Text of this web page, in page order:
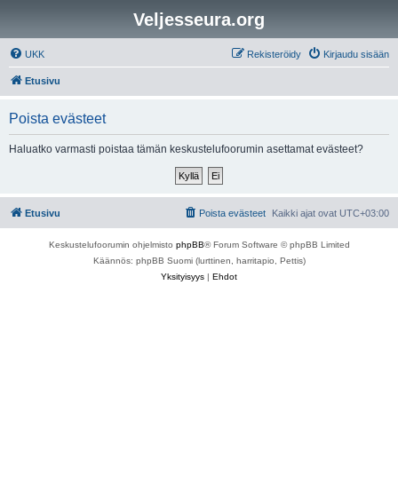
Veljesseura.org
UKK Kirjaudu sisään
Rekisteröidy
Etusivu
Poista evästeet
Haluatko varmasti poistaa tämän keskustelufoorumin asettamat evästeet?
Etusivu Kaikki ajat ovat UTC+03:00
Poista evästeet
Keskustelufoorumin ohjelmisto phpBB® Forum Software © phpBB Limited
Käännös: phpBB Suomi (lurttinen, harritapio, Pettis)
Yksityisyys | Ehdot